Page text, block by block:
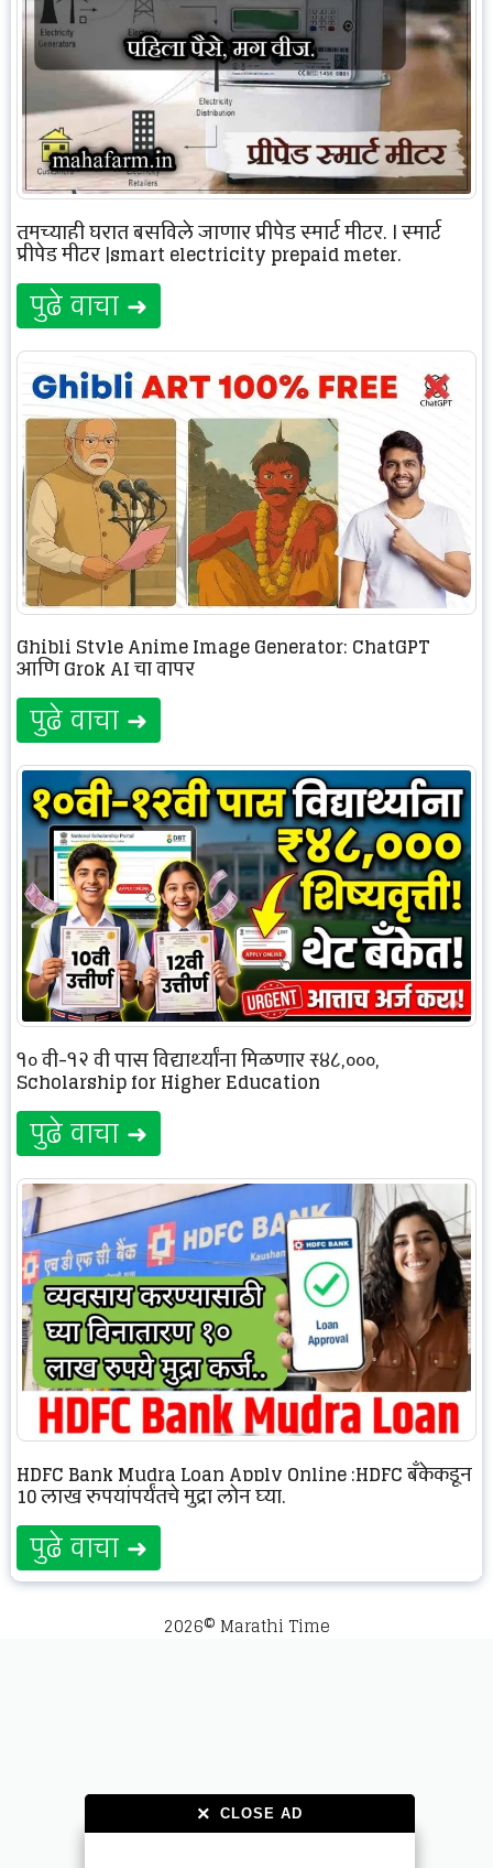
× CLOSE AD
× CLOSE AD
तुमच्याही घरात बसविले जाणार प्रीपेड स्मार्ट मीटर. | स्मार्ट
प्रीपेड मीटर |smart electricity prepaid meter.
पुढे वाचा ➜
Ghibli Style Anime Image Generator: ChatGPT
आणि Grok AI चा वापर
पुढे वाचा ➜
१० वी-१२ वी पास विद्यार्थ्यांना मिळणार ₹४८,०००,
Scholarship for Higher Education
पुढे वाचा ➜
HDFC Bank Mudra Loan Apply Online :HDFC बँकेकडून
10 लाख रुपयांपर्यंतचे मुद्रा लोन घ्या.
पुढे वाचा ➜
2026© Marathi Time